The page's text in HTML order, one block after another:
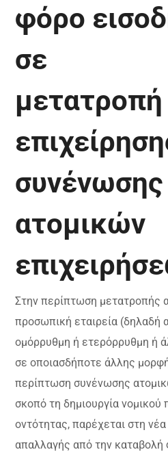
φόρο
σε
μετατροπή
συνένωσης
ατομικών
Στην περίπτωση μετατροπής
προσωπική εταιρεία (δηλαδή
ομόρρυθμη ή ετερόρρυθμη ή
σε οποιασδήποτε άλλης
περίπτωση συνένωσης
σκοπό τη δημιουργία
οντότητας, παρέχεται στη νέα
απαλλαγής από την καταβολή